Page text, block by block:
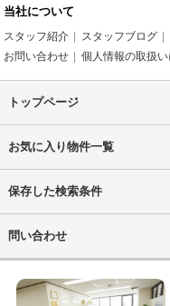
当社について
スタッフ紹介 スタッフブログ
お問い合わせ
個人情報の取扱
トップページ
お気に入り物件一覧
保存した検索条件
問い合わせ